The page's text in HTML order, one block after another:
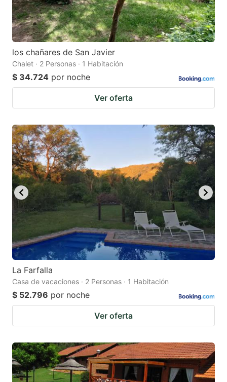
los chañares de San Javier
Chalet · 2 Personas · 1 Habitación
$ 34.724 por noche
Ver oferta
La Farfalla
Casa de vacaciones · 2 Personas · 1 Habitación
$ 52.796 por noche
Ver oferta